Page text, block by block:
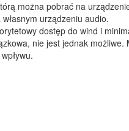
można pobrać na
urządzeniu audio.
dostęp do wind i
nie jest jednak